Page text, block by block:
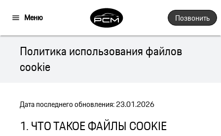
Меню Позвонить
Политика использования файлов
cookie
Дата последнего обновления: 23.01.2026
1. ЧТО ТАКОЕ ФАЙЛЫ COOKIE